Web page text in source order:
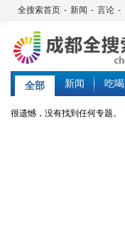
全搜索首页 - 新闻 - 言论 -
全部 新闻 吃喝
很遗憾，没有找到任何专题。